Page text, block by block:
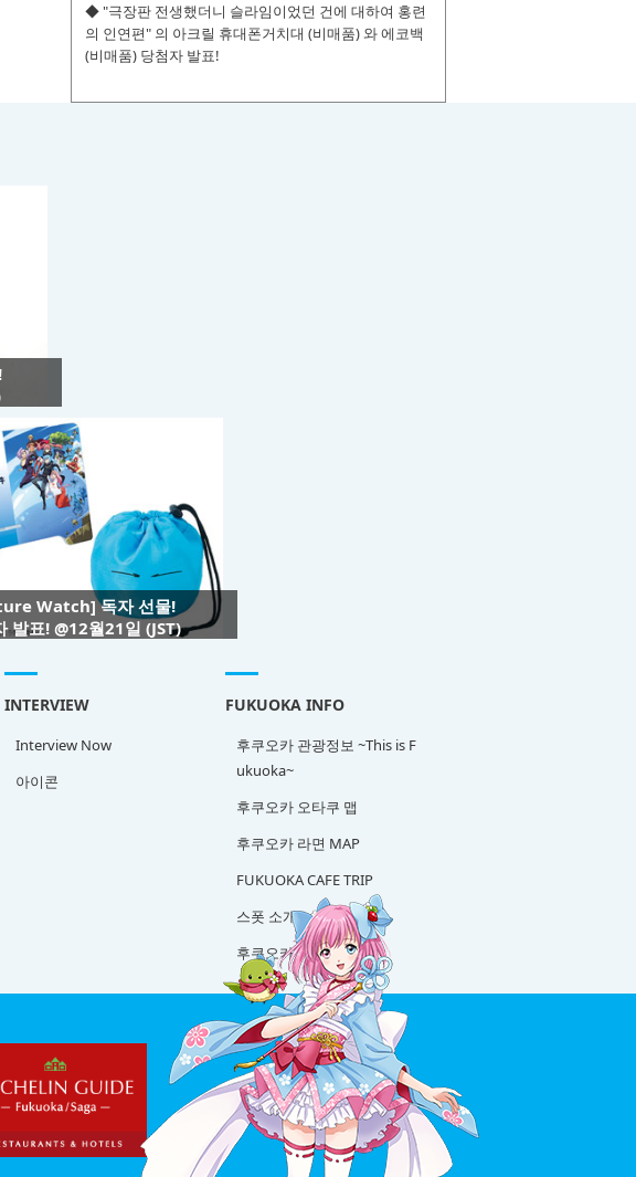
◆ "극장판 전생했더니 슬라임이었던 건에 대하여 홍련
의 인연편" 의 아크릴 휴대폰거치대 (비매품) 와 에코백
(비매품) 당첨자 발표!
Watch] 독자 선물!
발표! @12월21일 (JST)
INTERVIEW
Interview Now
아이콘
FUKUOKA INFO
후쿠오카 관광정보 ~This is F
ukuoka~
후쿠오카 오타쿠 맵
후쿠오카 라면 MAP
FUKUOKA CAFE TRIP
스폿 소개
후쿠오카 사케 탐방